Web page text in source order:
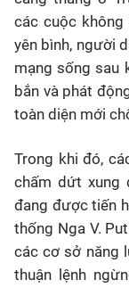
các cuộc
yên bình, người
mạng sống sau
bắn và phát
toàn diện mới
Trong khi đó,
chấm dứt xung
đang được tiến
thống Nga V.
các cơ sở năng
thuận lệnh